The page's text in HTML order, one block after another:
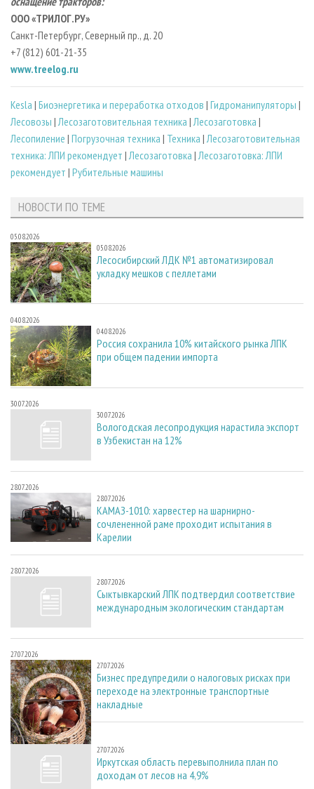
ООО «ТРИЛОГ.РУ»
Санкт-Петербург, Северный пр., д. 20
+7 (812) 601-21-35
www.treelog.ru
Kesla | Биoэнергетика и переработка отходов | Гидроманипуляторы |
Лесовозы | Лесозаготовительная техника | Лесозаготовка |
Лесопиление | Погрузочная техника | Техника | Лесозаготовительная
техника: ЛПИ рекомендует | Лесозаготовка | Лесозаготовка: ЛПИ
рекомендует | Рубительные машины
НОВОСТИ ПО ТЕМЕ
05.08.2026
05.08.2026
Лесосибирский ЛДК №1 автоматизировал
укладку мешков с пеллетами
04.08.2026
04.08.2026
Россия сохранила 10% китайского рынка ЛПК
при общем падении импорта
30.07.2026
30.07.2026
Вологодская лесопродукция нарастила экспорт
в Узбекистан на 12%
28.07.2026
28.07.2026
КАМАЗ-1010: харвестер на шарнирно-
сочлененной раме проходит испытания в
Карелии
28.07.2026
28.07.2026
Сыктывкарский ЛПК подтвердил соответствие
международным экологическим стандартам
27.07.2026
27.07.2026
Бизнес предупредили о налоговых рисках при
переходе на электронные транспортные
накладные
27.07.2026
27.07.2026
Иркутская область перевыполнила план по
доходам от лесов на 4,9%